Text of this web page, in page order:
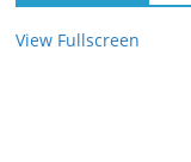
View Fullscreen